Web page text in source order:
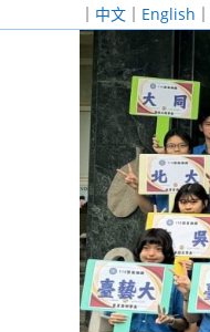
｜ 中文 ｜ English ｜